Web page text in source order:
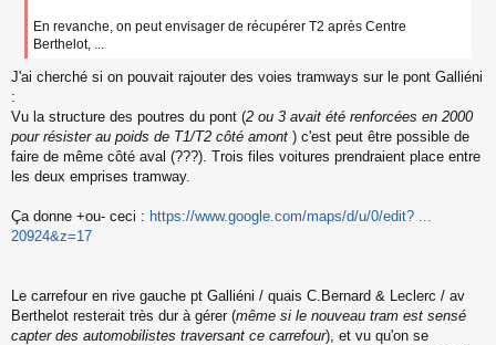
En revanche, on peut envisager de récupérer T2 après Centre
Berthelot, ...
J'ai cherché si on pouvait rajouter des voies tramways sur le pont Galliéni
:
Vu la structure des poutres du pont (2 ou 3 avait été renforcées en 2000
pour résister au poids de T1/T2 côté amont ) c'est peut être possible de
faire de même côté aval (???). Trois files voitures prendraient place entre
les deux emprises tramway.
Ça donne +ou- ceci : https://www.google.com/maps/d/u/0/edit? ...
20924&z=17
Le carrefour en rive gauche pt Galliéni / quais C.Bernard & Leclerc / av
Berthelot resterait très dur à gérer (même si le nouveau tram est sensé
capter des automobilistes traversant ce carrefour), et vu qu'on se